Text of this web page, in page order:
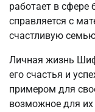
работает в сфере
справляется с
счастливую
Личная жизнь
его счастья и
примером для
возможное для их